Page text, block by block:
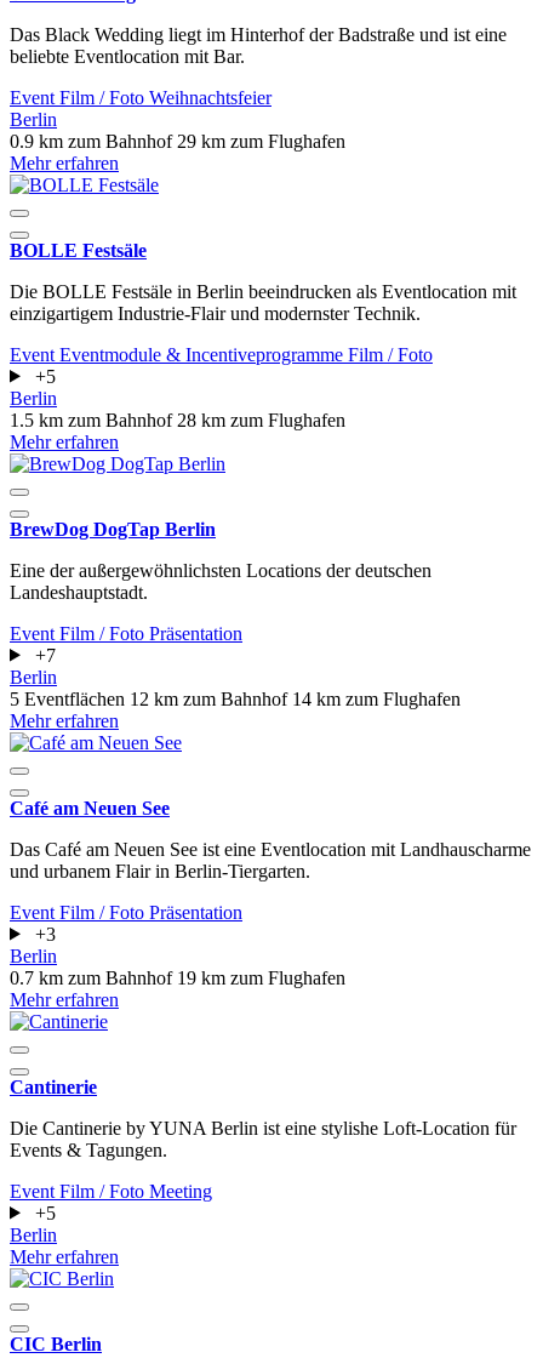
Das Black Wedding liegt im Hinterhof der Badstraße und ist eine
beliebte Eventlocation mit Bar.
Event Film / Foto Weihnachtsfeier
Berlin
0.9 km zum Bahnhof 29 km zum Flughafen
Mehr erfahren
BOLLE Festsäle
Die BOLLE Festsäle in Berlin beeindrucken als Eventlocation mit
einzigartigem Industrie-Flair und modernster Technik.
Event Eventmodule & Incentiveprogramme Film / Foto
+5
Berlin
1.5 km zum Bahnhof 28 km zum Flughafen
Mehr erfahren
BrewDog DogTap Berlin
Eine der außergewöhnlichsten Locations der deutschen
Landeshauptstadt.
Event Film / Foto Präsentation
+7
Berlin
5 Eventflächen 12 km zum Bahnhof 14 km zum Flughafen
Mehr erfahren
Café am Neuen See
Das Café am Neuen See ist eine Eventlocation mit Landhauscharme
und urbanem Flair in Berlin-Tiergarten.
Event Film / Foto Präsentation
+3
Berlin
0.7 km zum Bahnhof 19 km zum Flughafen
Mehr erfahren
Cantinerie
Die Cantinerie by YUNA Berlin ist eine stylishe Loft-Location für
Events & Tagungen.
Event Film / Foto Meeting
+5
Berlin
Mehr erfahren
CIC Berlin